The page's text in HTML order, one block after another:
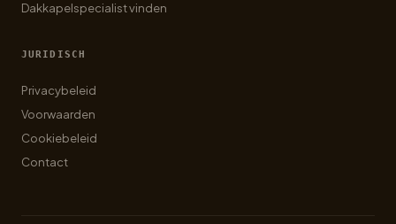
Dakkapelspecialist vinden
JURIDISCH
Privacybeleid
Voorwaarden
Cookiebeleid
Contact